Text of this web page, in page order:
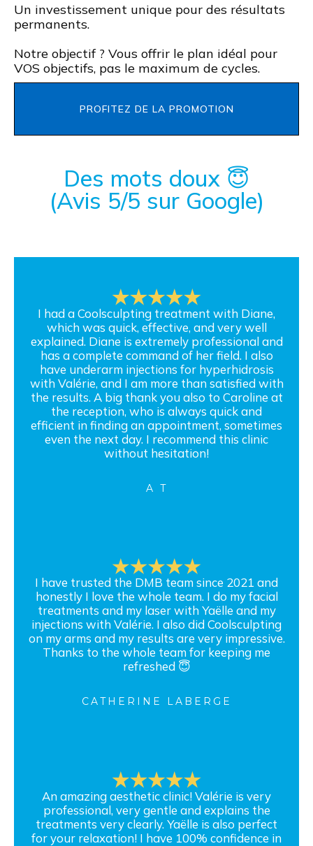
Un investissement unique pour des résultats
permanents.
Notre objectif ? Vous offrir le plan idéal pour
VOS objectifs, pas le maximum de cycles.
PROFITEZ DE LA PROMOTION
Des mots doux 😇
(Avis 5/5 sur Google)
I had a Coolsculpting treatment with Diane,
which was quick, effective, and very well
explained. Diane is extremely professional and
has a complete command of her field. I also
have underarm injections for hyperhidrosis
with Valérie, and I am more than satisfied with
the results. A big thank you also to Caroline at
the reception, who is always quick and
efficient in finding an appointment, sometimes
even the next day. I recommend this clinic
without hesitation!
A T
I have trusted the DMB team since 2021 and
honestly I love the whole team. I do my facial
treatments and my laser with Yaëlle and my
injections with Valérie. I also did Coolsculpting
on my arms and my results are very impressive.
Thanks to the whole team for keeping me
refreshed 😇
CATHERINE LABERGE
An amazing aesthetic clinic! Valérie is very
professional, very gentle and explains the
treatments very clearly. Yaëlle is also perfect
for your relaxation! I have 100% confidence in